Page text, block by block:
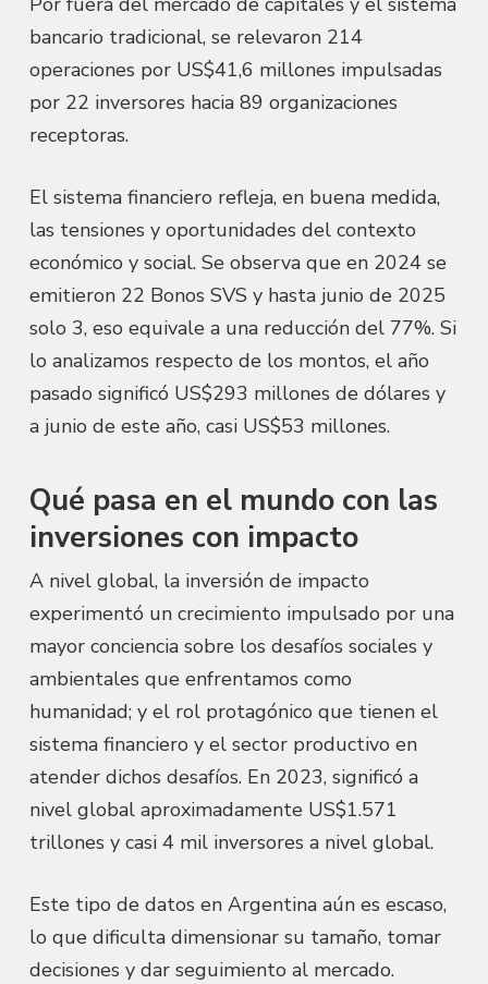
bancario tradicional, se relevaron 214
operaciones por US$41,6 millones impulsadas
por 22 inversores hacia 89 organizaciones
receptoras.
El sistema financiero refleja, en buena medida,
las tensiones y oportunidades del contexto
económico y social. Se observa que en 2024 se
emitieron 22 Bonos SVS y hasta junio de 2025
solo 3, eso equivale a una reducción del 77%. Si
lo analizamos respecto de los montos, el año
pasado significó US$293 millones de dólares y
a junio de este año, casi US$53 millones.
Qué pasa en el mundo con las
inversiones con impacto
A nivel global, la inversión de impacto
experimentó un crecimiento impulsado por una
mayor conciencia sobre los desafíos sociales y
ambientales que enfrentamos como
humanidad; y el rol protagónico que tienen el
sistema financiero y el sector productivo en
atender dichos desafíos. En 2023, significó a
nivel global aproximadamente US$1.571
trillones y casi 4 mil inversores a nivel global.
Este tipo de datos en Argentina aún es escaso,
lo que dificulta dimensionar su tamaño, tomar
decisiones y dar seguimiento al mercado.